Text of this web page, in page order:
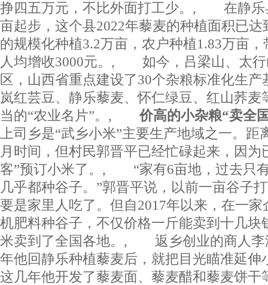
挣四五万元，不比外面打工少。, 在静乐
亩起步，这个县2022年藜麦的种植面积已
的规模化种植3.2万亩，农户种植1.83万亩
人均增收3000元。, 如今，吕梁山、太行
区，山西省重点建设了30个杂粮标准化生
岚红芸豆、静乐藜麦、怀仁绿豆、红山荞麦
当的“农业名片”。, 价高的小杂粮“卖全
上司乡是“武乡小米”主要生产地域之一。
月时间，但村民郭晋平已经忙碌起来，因为
客”预订小米了。, “家有6亩地，过去只
几乎都种谷子。”郭晋平说，以前一亩谷子
要是家里人吃了。但自2017年以来，在一
机肥料种谷子，不仅价格一斤能卖到十几块
米卖到了全国各地。, 返乡创业的商人李
年他回静乐种植藜麦后，就把目光瞄准延伸
这几年他开发了藜麦面、藜麦醋和藜麦饼干